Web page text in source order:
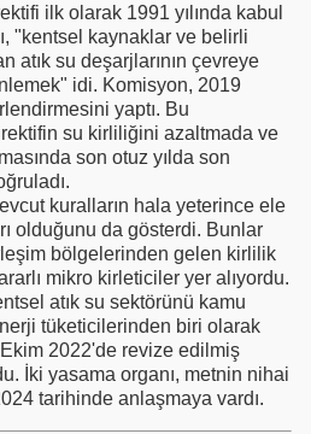
ilk olarak 1991 yılında kabul
"kentsel kaynaklar ve belirli
atık su deşarjlarının çevreye
idi. Komisyon, 2019
yaptı. Bu
su kirliliğini azaltmada ve
son otuz yılda son
kuralların hala yeterince ele
olduğunu da gösterdi. Bunlar
bölgelerinden gelen kirlilik
mikro kirleticiler yer alıyordu.
atık su sektörünü kamu
tüketicilerinden biri olarak
2022'de revize edilmiş
İki yasama organı, metnin nihai
tarihinde anlaşmaya vardı.